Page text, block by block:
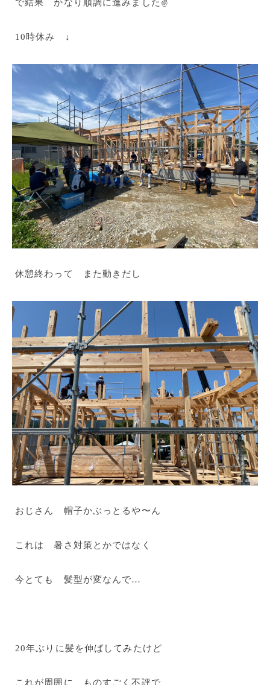
で結果 かなり順調に進みました✌
10時休み ↓
休憩終わって また動きだし
おじさん 帽子かぶっとるや〜ん
これは 暑さ対策とかではなく
今とても 髪型が変なんで…
20年ぶりに髪を伸ばしてみたけど
これが周囲に ものすごく不評で